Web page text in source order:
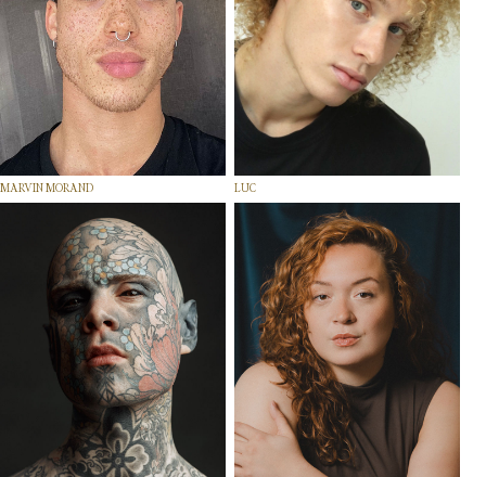
MARVIN MORAND LUC